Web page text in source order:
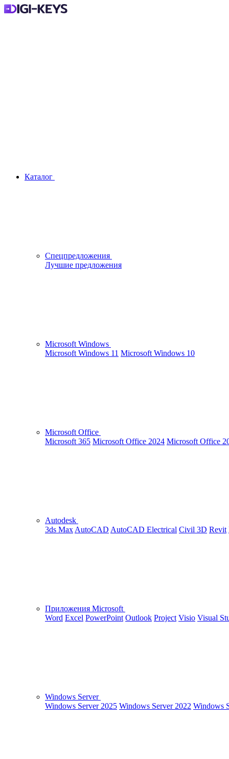
Каталог
Спецпредложения
Лучшие предложения
Microsoft Windows
Microsoft Windows 11 Microsoft Windows 10
Microsoft Office
Microsoft 365 Microsoft Office 2024 Microsoft Office
Autodesk
3ds Max AutoCAD AutoCAD Electrical Civil 3D Revit
Приложения Microsoft
Word Excel PowerPoint Outlook Project Visio Visual
Windows Server
Windows Server 2025 Windows Server 2022 Windows